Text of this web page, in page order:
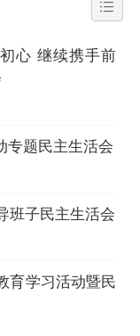
心 继续携手前
专题民主生活会
班子民主生活会
育学习活动暨民